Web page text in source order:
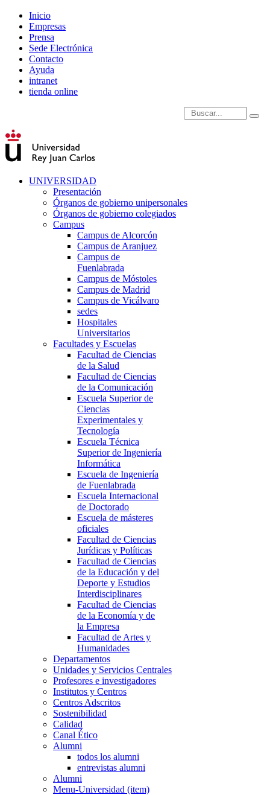
Inicio
Empresas
Prensa
Sede Electrónica
Contacto
Ayuda
intranet
tienda online
Introduce términos de
UNIVERSIDAD
Presentación
Órganos de gobierno unipersonales
Órganos de gobierno colegiados
Campus
Campus de Alcorcón
Campus de Aranjuez
Campus de
Fuenlabrada
Campus de Móstoles
Campus de Madrid
Campus de Vicálvaro
sedes
Hospitales
Universitarios
Facultades y Escuelas
Facultad de Ciencias
de la Salud
Facultad de Ciencias
de la Comunicación
Escuela Superior de
Ciencias
Experimentales y
Tecnología
Escuela Técnica
Superior de Ingeniería
Informática
Escuela de Ingeniería
de Fuenlabrada
Escuela Internacional
de Doctorado
Escuela de másteres
oficiales
Facultad de Ciencias
Jurídicas y Políticas
Facultad de Ciencias
de la Educación y del
Deporte y Estudios
Interdisciplinares
Facultad de Ciencias
de la Economía y de
la Empresa
Facultad de Artes y
Humanidades
Departamentos
Unidades y Servicios Centrales
Profesores e investigadores
Institutos y Centros
Centros Adscritos
Sostenibilidad
Calidad
Canal Ético
Alumni
todos los alumni
entrevistas alumni
Alumni
Menu-Universidad (item)